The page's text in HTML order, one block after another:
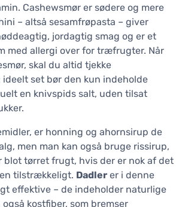
Cashewsmør er sødere og mere
– altså sesamfrøpasta – giver
jordagtig smag og er et
med allergi over for træfrugter. Når
skal du altid tjekke
set bør den kun indeholde
en knivspids salt, uden tilsat
er honning og ahornsirup de
men man kan også bruge rissirup,
blot tørret frugt, hvis der er nok af det
tilstrækkeligt. Dadler er i denne
effektive – de indeholder naturlige
kostfiber, som bremser